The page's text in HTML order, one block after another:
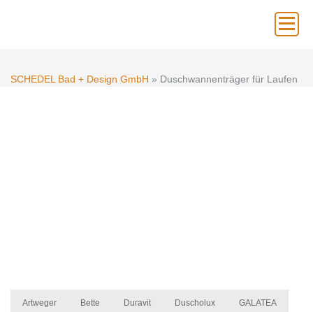
×
SCHEDEL Bad + Design GmbH » Duschwannenträger für Laufen
Artweger Bette Duravit Duscholux GALATEA